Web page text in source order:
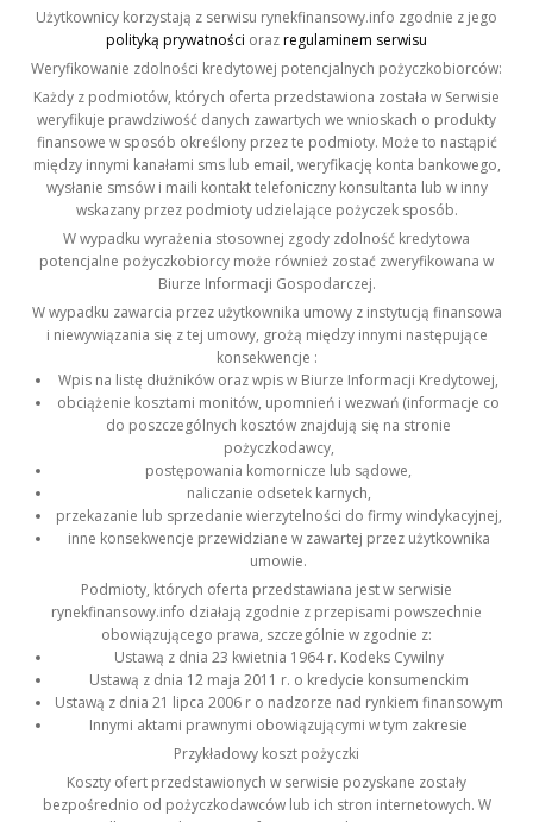
Użytkownicy korzystają z serwisu rynekfinansowy.info zgodnie z jego
polityką prywatności orazregulaminem serwisu
Weryfikowanie zdolności kredytowej potencjalnych pożyczkobiorców:
Każdy z podmiotów, których oferta przedstawiona została w Serwisie
weryfikuje prawdziwość danych zawartych we wnioskach o produkty
finansowe w sposób określony przez te podmioty. Może to nastąpić
między innymi kanałami sms lub email, weryfikację konta bankowego,
wysłanie smsów i maili kontakt telefoniczny konsultanta lub w inny
wskazany przez podmioty udzielające pożyczek sposób.
W wypadku wyrażenia stosownej zgody zdolność kredytowa
potencjalne pożyczkobiorcy może również zostać zweryfikowana w
Biurze Informacji Gospodarczej.
W wypadku zawarcia przez użytkownika umowy z instytucją finansowa
i niewywiązania się z tej umowy, grożą między innymi następujące
konsekwencje :
Wpis na listę dłużników oraz wpis w Biurze Informacji Kredytowej,
obciążenie kosztami monitów, upomnień i wezwań (informacje co
do poszczególnych kosztów znajdują się na stronie
pożyczkodawcy,
postępowania komornicze lub sądowe,
naliczanie odsetek karnych,
przekazanie lub sprzedanie wierzytelności do firmy windykacyjnej,
inne konsekwencje przewidziane w zawartej przez użytkownika
umowie.
Podmioty, których oferta przedstawiana jest w serwisie
rynekfinansowy.info działają zgodnie z przepisami powszechnie
obowiązującego prawa, szczególnie w zgodnie z:
Ustawą z dnia 23 kwietnia 1964 r. Kodeks Cywilny
Ustawą z dnia 12 maja 2011 r. o kredycie konsumenckim
Ustawą z dnia 21 lipca 2006 r o nadzorze nad rynkiem finansowym
Innymi aktami prawnymi obowiązującymi w tym zakresie
Przykładowy koszt pożyczki
Koszty ofert przedstawionych w serwisie pozyskane zostały
bezpośrednio od pożyczkodawców lub ich stron internetowych. W